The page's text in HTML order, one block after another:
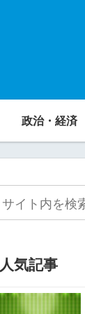
政治・経済
人気記事